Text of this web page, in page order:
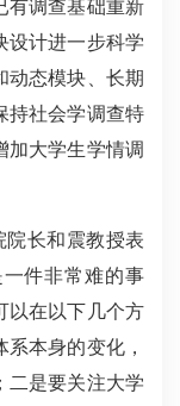
有调查基础重新
设计进一步科学
动态模块、长期
持社会学调查特
加大学生学情调
长和震教授表
件非常难的事
以在以下几个方
本身的变化，
二是要关注大学